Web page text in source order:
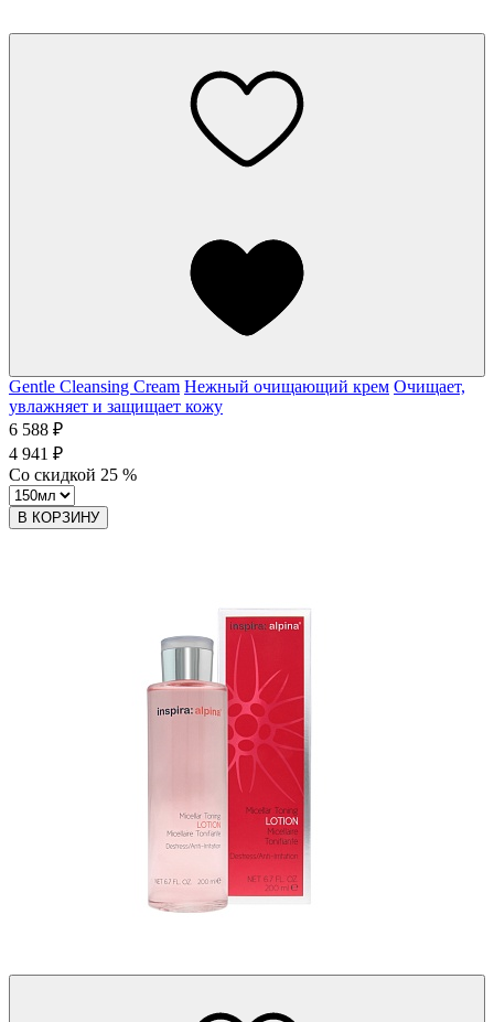
Gentle Cleansing Cream Нежный очищающий крем Очищает,
увлажняет и защищает кожу
6 588 ₽
4 941 ₽
Со скидкой 25 %
В КОРЗИНУ